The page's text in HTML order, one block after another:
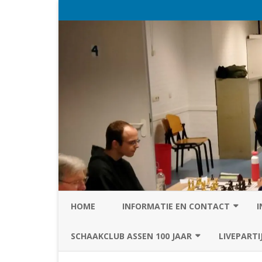
HOME INFORMATIE EN CONTACT
PRIVACY STATEMENT VAN SC
SCHAAKCLUB ASSEN 100 JAAR